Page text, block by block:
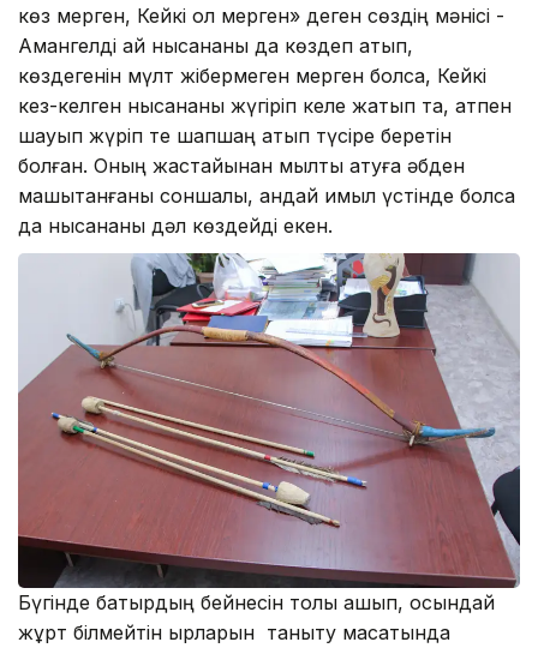
көз мерген, Кейкі қол мерген» деген сөздің мәнісі -
Амангелді қай нысананы да көздеп атып,
көздегенін мүлт жібермеген мерген болса, Кейкі
кез-келген нысананы жүгіріп келе жатып та, атпен
шауып жүріп те шапшаң атып түсіре беретін
болған. Оның жастайынан мылтық атуға әбден
машықтанғаны соншалық, қандай қимыл үстінде болса
да нысананы дәл көздейді екен.
Бүгінде батырдың бейнесін толық ашып, осындай
жұрт білмейтін қырларын таныту мақсатында